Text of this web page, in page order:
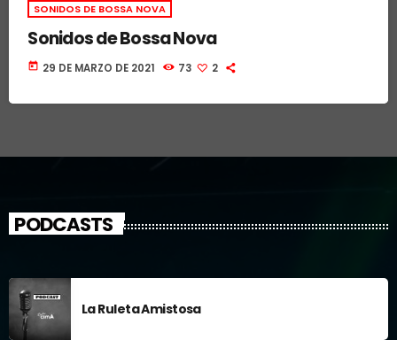
SONIDOS DE BOSSA NOVA
Sonidos de Bossa Nova
today 29 DE MARZO DE 2021 73 2
PODCASTS
La Ruleta Amistosa